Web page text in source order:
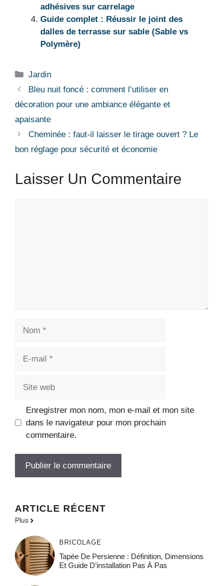
adhésives sur carrelage
Guide complet : Réussir le joint des
dalles de terrasse sur sable (Sable vs
Polymère)
Catégories
Jardin
Bleu nuit foncé : comment l’utiliser en
décoration pour une ambiance élégante et
apaisante
Cheminée : faut-il laisser le tirage ouvert ? Le
bon réglage pour sécurité et économie
Laisser Un Commentaire
Enregistrer mon nom, mon e-mail et mon site
dans le navigateur pour mon prochain
commentaire.
ARTICLE RÉCENT
Plus
BRICOLAGE
Tapée De Persienne : Définition, Dimensions
Et Guide D’installation Pas À Pas